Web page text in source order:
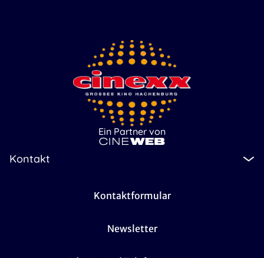
Ein Partner von
Kontakt
Kontaktformular
Newsletter